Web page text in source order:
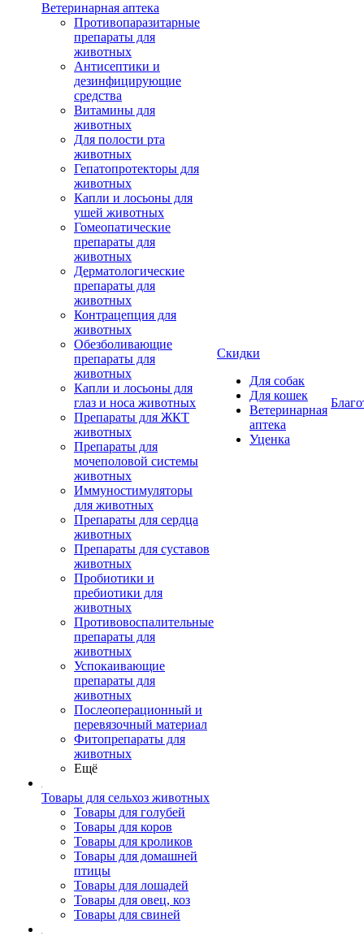
Ветеринарная аптека
Противопаразитарные
препараты для
животных
Антисептики и
дезинфицирующие
средства
Витамины для
животных
Для полости рта
животных
Гепатопротекторы для
животных
Капли и лосьоны для
ушей животных
Гомеопатические
препараты для
животных
Дерматологические
препараты для
животных
Контрацепция для
животных
Обезболивающие
препараты для
животных
Капли и лосьоны для
глаз и носа животных
Препараты для ЖКТ
животных
Препараты для
мочеполовой системы
животных
Иммуностимуляторы
для животных
Препараты для сердца
животных
Препараты для суставов
животных
Пробиотики и
пребиотики для
животных
Противовоспалительные
препараты для
животных
Успокаивающие
препараты для
животных
Послеоперационный и
перевязочный материал
Фитопрепараты для
животных
Ещё
Товары для сельхоз животных
Товары для голубей
Товары для коров
Товары для кроликов
Товары для домашней
птицы
Товары для лошадей
Товары для овец, коз
Товары для свиней
Скидки
Для собак
Для кошек
Ветеринарная
аптека
Уценка